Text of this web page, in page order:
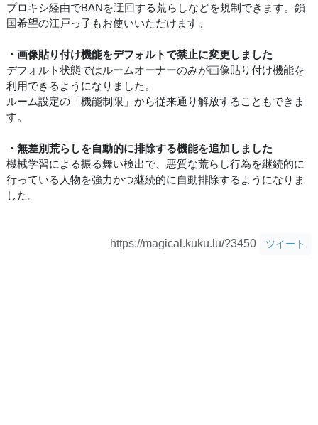
プロキシ経由でBANを迂回する荒らしなどを規制できます。鎖
国希望の江戸っ子もお使いいただけます。
・画像貼り付け機能をデフォルトで禁止に変更しました
デフォルト状態ではルームオーナーのみが画像貼り付け機能を
利用できるようになりました。
ルーム設定の「機能制限」から従来通り解放することもできま
す。
・無差別荒らしを自動的に排除する機能を追加しました
機械学習による振る舞い検出で、悪質な荒らし行為を継続的に
行っている人物を強力かつ継続的に自動排除するようになりま
した。
https://magical.kuku.lu/?3450 ツイート